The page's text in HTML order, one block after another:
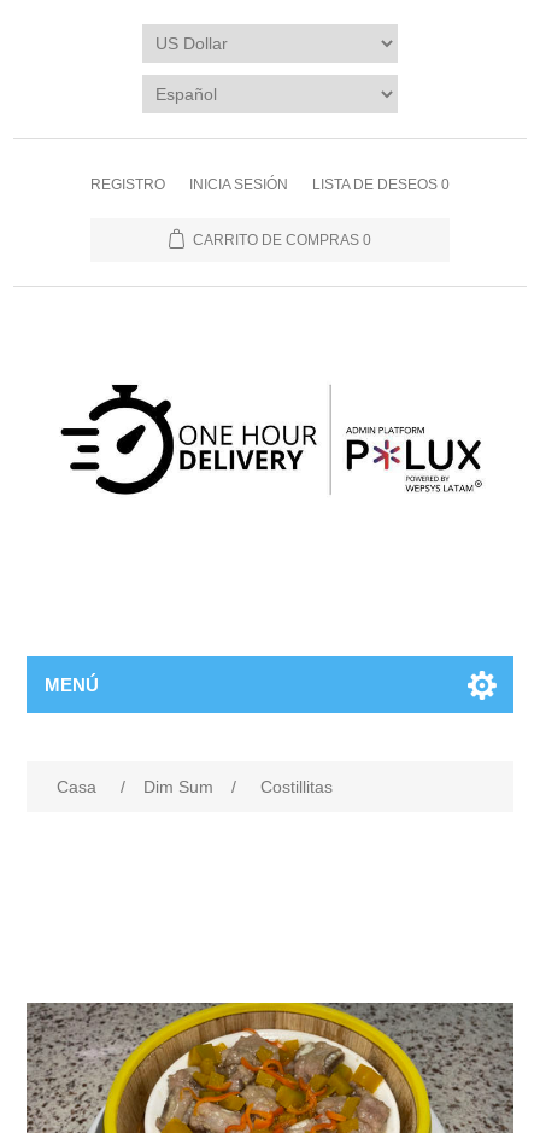
REGISTRO INICIA SESIÓN LISTA DE DESEOS 0
CARRITO DE COMPRAS 0
MENÚ
Casa / Dim Sum / Costillitas